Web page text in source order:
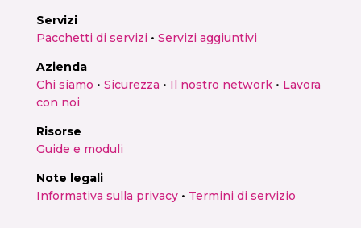
Servizi
Pacchetti di servizi • Servizi aggiuntivi
Azienda
Chi siamo • Sicurezza • Il nostro network• Lavora
con noi
Risorse
Guide e moduli
Note legali
Informativa sulla privacy• Termini di servizio